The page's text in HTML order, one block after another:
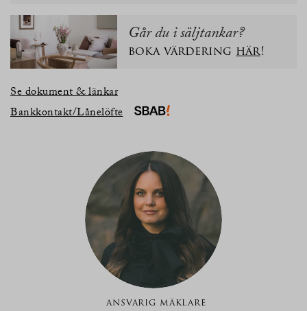
Går du i säljtankar?
boka värdering här!
Se dokument & länkar
Bankkontakt/Lånelöfte
ANSVARIG MÄKLARE